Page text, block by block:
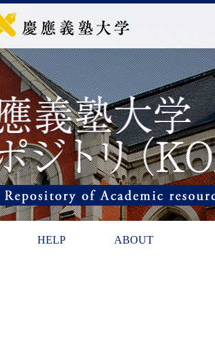
HELP ABOUT